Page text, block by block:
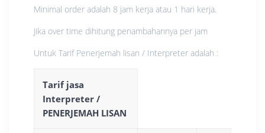
Minimal order adalah 8 jam kerja atau 1 hari kerja.
Jika over time dihitung penambahannya per jam
Untuk Tarif Penerjemah lisan / Interpreter adalah :
Tarif jasa
Interpreter /
PENERJEMAH LISAN